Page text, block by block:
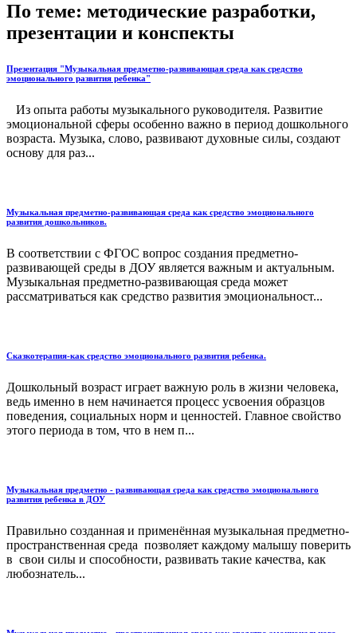
По теме: методические разработки,
презентации и конспекты
Презентация "Музыкальная предметно-развивающая среда как средство
эмоционального развития ребенка"
Из опыта работы музыкального руководителя. Развитие
эмоциональной сферы особенно важно в период дошкольного
возраста. Музыка, слово, развивают духовные силы, создают
основу для раз...
Музыкальная предметно-развивающая среда как средство эмоционального
развития дошкольников.
В соответствии с ФГОС вопрос создания предметно-
развивающей среды в ДОУ является важным и актуальным.
Музыкальная предметно-развивающая среда может
рассматриваться как средство развития эмоциональност...
Сказкотерапия-как средство эмоционального развития ребенка.
Дошкольный возраст играет важную роль в жизни человека,
ведь именно в нем начинается процесс усвоения образцов
поведения, социальных норм и ценностей. Главное свойство
этого периода в том, что в нем п...
Музыкальная предметно - развивающая среда как средство эмоционального
развития ребенка в ДОУ
Правильно созданная и применённая музыкальная предметно-
пространственная среда позволяет каждому малышу поверить
в свои силы и способности, развивать такие качества, как
любознатель...